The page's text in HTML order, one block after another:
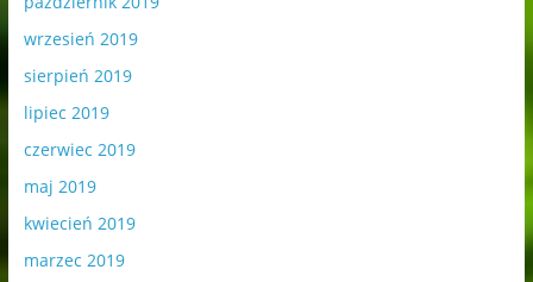
wrzesień 2019
sierpień 2019
lipiec 2019
czerwiec 2019
maj 2019
kwiecień 2019
marzec 2019